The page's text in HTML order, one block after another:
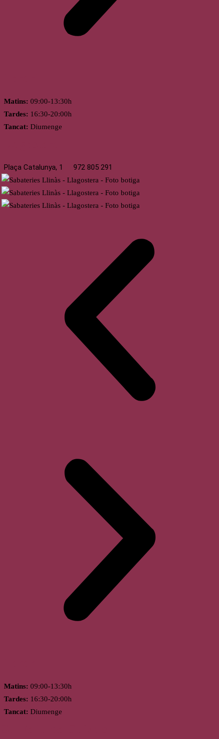
Matins: 09:00-13:30h
Tardes: 16:30-20:00h
Tancat: Diumenge
Plaça Catalunya, 1 972 805 291
Matins: 09:00-13:30h
Tardes: 16:30-20:00h
Tancat: Diumenge